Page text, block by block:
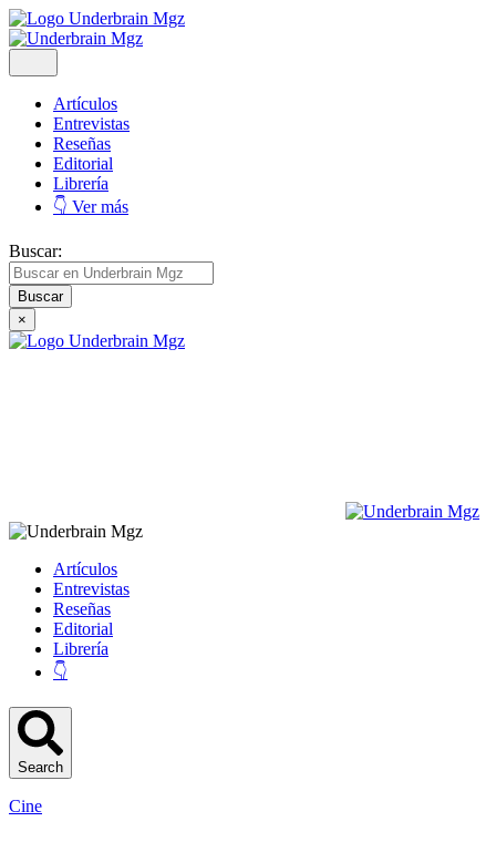
Artículos
Entrevistas
Reseñas
Editorial
Librería
👇 Ver más
Buscar:
×
Artículos
Entrevistas
Reseñas
Editorial
Librería
👇
Search
Cine